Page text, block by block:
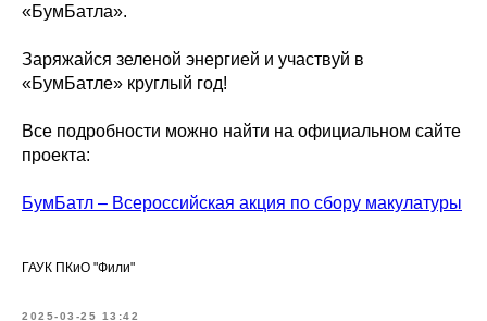
«БумБатла».
Заряжайся зеленой энергией и участвуй в
«БумБатле» круглый год!
Все подробности можно найти на официальном сайте
проекта:
БумБатл – Всероссийская акция по сбору макулатуры
ГАУК ПКиО "Фили"
2025-03-25 13:42